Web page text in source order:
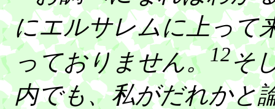
にエルサレムに上って
っておりません。12そ
内でも、私がだれかと